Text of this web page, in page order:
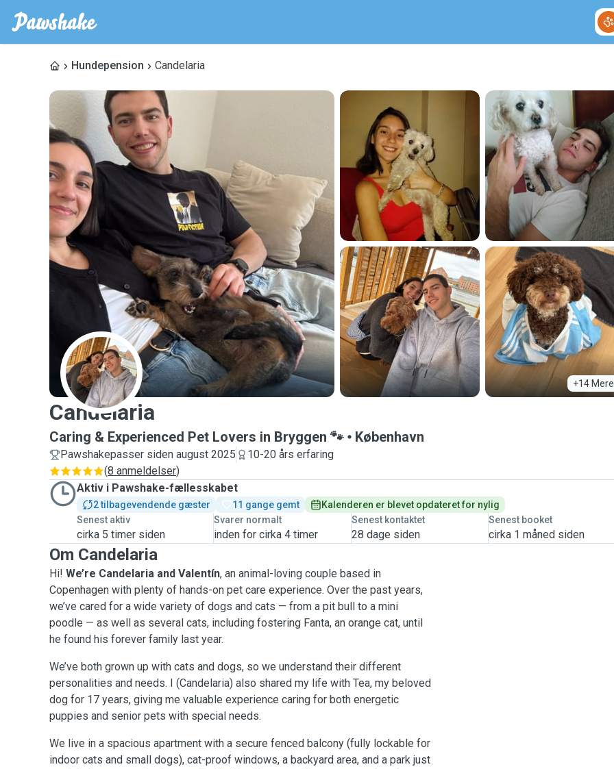
Hundepension Candelaria
+14 Mere
C
Candelaria
Caring & Experienced Pet Lovers in Bryggen 🐾 København
Pawshakepasser siden august 2025
10-20 års erfaring
(8 anmeldelser)
Aktiv i Pawshake-fællesskabet
2 tilbagevendende gæster 11 gange gemt
Kalenderen er blevet opdateret for nylig
Senest aktiv
cirka 5 timer siden
Svarer normalt
inden for cirka 4 timer
Senest kontaktet
28 dage siden
Senest booket
cirka 1 måned siden
Om Candelaria
Hi! We’re Candelaria and Valentín, an animal-loving couple based in
Copenhagen with plenty of hands-on pet care experience. Over the past years,
we’ve cared for a wide variety of dogs and cats — from a pit bull to a mini
poodle — as well as several cats, including fostering Fanta, an orange cat, until
he found his forever family last year.
We’ve both grown up with cats and dogs, so we understand their different
personalities and needs. I (Candelaria) also shared my life with Tea, my beloved
dog for 17 years, giving me valuable experience caring for both energetic
puppies and senior pets with special needs.
We live in a spacious apartment with a secure fenced balcony (fully lockable for
indoor cats and small dogs), cat-proof windows, a backyard area, and a park just